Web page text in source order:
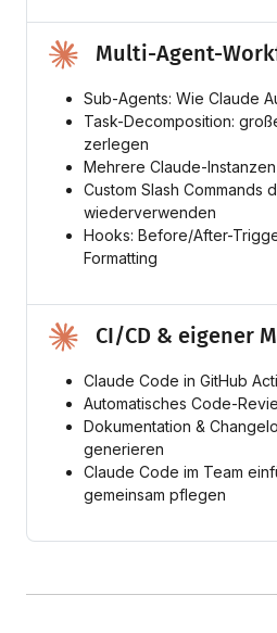
Multi-Agent-
Sub-Agents: Wie Claude
Task-Decomposition:
zerlegen
Mehrere Claude-
Custom Slash Commands
wiederverwenden
Hooks: Before/After-
Formatting
CI/CD & eigener
Claude Code in GitHub
Automatisches Code-
Dokumentation &
generieren
Claude Code im Team
gemeinsam pflegen